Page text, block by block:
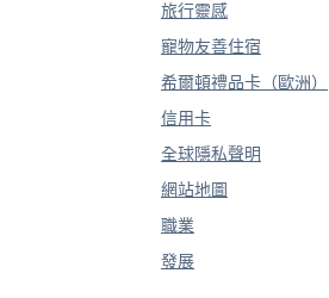
旅行靈感
寵物友善住宿
希爾頓禮品卡（歐洲）
信用卡
全球隱私聲明
網站地圖
職業
發展